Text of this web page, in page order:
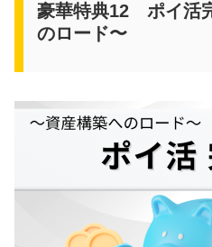
豪華特典12 ポイ活
のロード〜